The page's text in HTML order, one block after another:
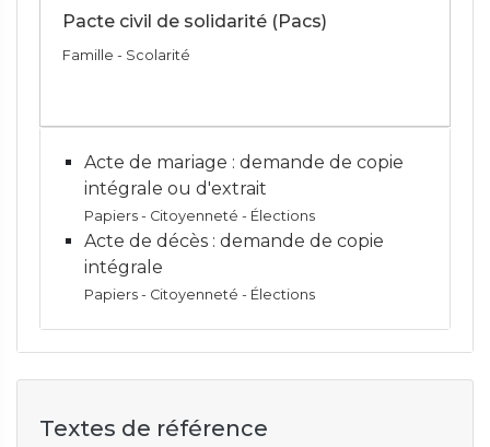
Pacte civil de solidarité (Pacs)
Famille - Scolarité
Acte de mariage : demande de copie
intégrale ou d'extrait
Papiers - Citoyenneté - Élections
Acte de décès : demande de copie
intégrale
Papiers - Citoyenneté - Élections
Textes de référence